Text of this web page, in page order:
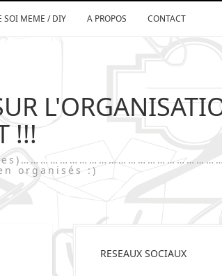
SOI MEME / DIY A PROPOS CONTACT
!!!
organisés :)
RESEAUX SOCIAUX